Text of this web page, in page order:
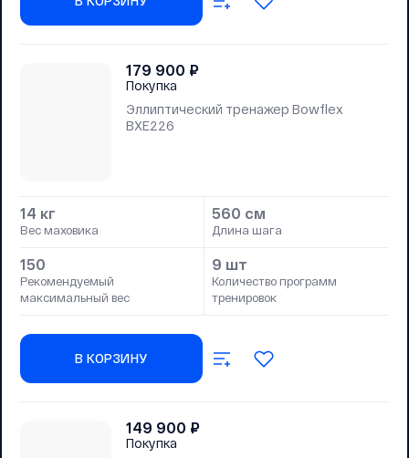
179 900 ₽
Покупка
Эллиптический тренажер Bowflex
BXE226
14 кг
Вес маховика
560 см
Длина шага
150
Рекомендуемый
максимальный вес
9 шт
Количество программ
тренировок
В КОРЗИНУ
149 900 ₽
Покупка